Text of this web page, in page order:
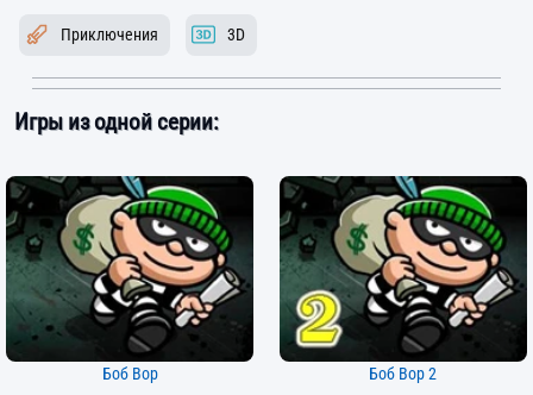
Приключения 3D
Игры из одной серии:
Боб Вор Боб Вор 2